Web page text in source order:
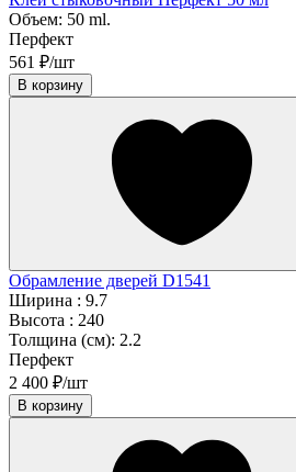
Объем: 50 ml.
Перфект
561 ₽/шт
В корзину
Обрамление дверей D1541
Ширина : 9.7
Высота : 240
Толщина (см): 2.2
Перфект
2 400 ₽/шт
В корзину